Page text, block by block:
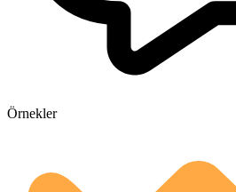
Örnekler